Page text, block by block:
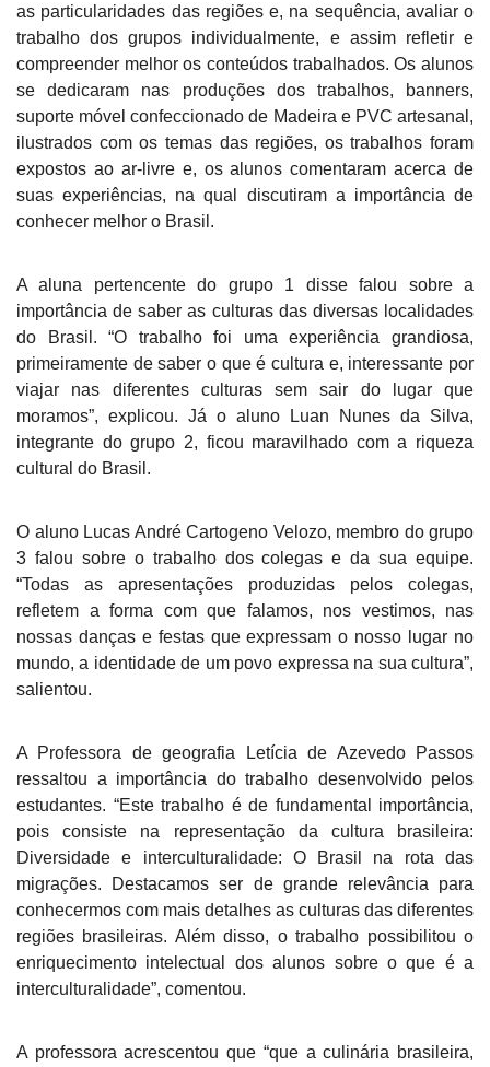
as particularidades das regiões e, na sequência, avaliar o
trabalho dos grupos individualmente, e assim refletir e
compreender melhor os conteúdos trabalhados. Os alunos
se dedicaram nas produções dos trabalhos, banners,
suporte móvel confeccionado de Madeira e PVC artesanal,
ilustrados com os temas das regiões, os trabalhos foram
expostos ao ar-livre e, os alunos comentaram acerca de
suas experiências, na qual discutiram a importância de
conhecer melhor o Brasil.
A aluna pertencente do grupo 1 disse falou sobre a
importância de saber as culturas das diversas localidades
do Brasil. “O trabalho foi uma experiência grandiosa,
primeiramente de saber o que é cultura e, interessante por
viajar nas diferentes culturas sem sair do lugar que
moramos”, explicou. Já o aluno Luan Nunes da Silva,
integrante do grupo 2, ficou maravilhado com a riqueza
cultural do Brasil.
O aluno Lucas André Cartogeno Velozo, membro do grupo
3 falou sobre o trabalho dos colegas e da sua equipe.
“Todas as apresentações produzidas pelos colegas,
refletem a forma com que falamos, nos vestimos, nas
nossas danças e festas que expressam o nosso lugar no
mundo, a identidade de um povo expressa na sua cultura”,
salientou.
A Professora de geografia Letícia de Azevedo Passos
ressaltou a importância do trabalho desenvolvido pelos
estudantes. “Este trabalho é de fundamental importância,
pois consiste na representação da cultura brasileira:
Diversidade e interculturalidade: O Brasil na rota das
migrações. Destacamos ser de grande relevância para
conhecermos com mais detalhes as culturas das diferentes
regiões brasileiras. Além disso, o trabalho possibilitou o
enriquecimento intelectual dos alunos sobre o que é a
interculturalidade”, comentou.
A professora acrescentou que “que a culinária brasileira,